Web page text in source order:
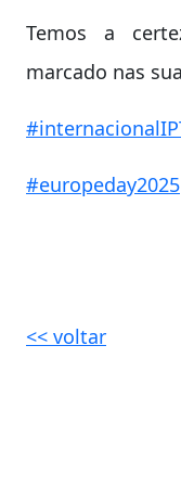
Temos a
marcado nas
#europeday2025
<< voltar